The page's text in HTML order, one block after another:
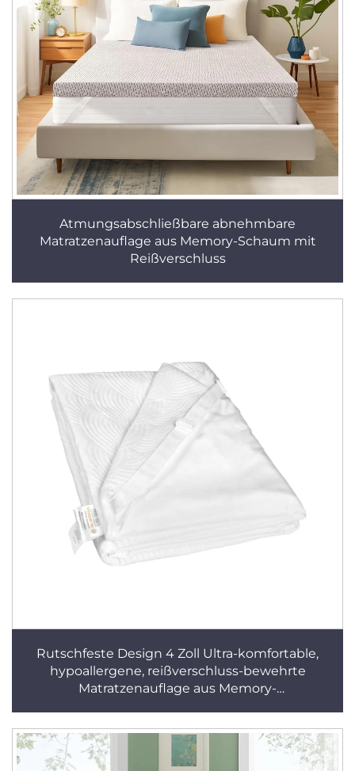
Atmungsabschließbare abnehmbare
Matratzenauflage aus Memory-Schaum mit
Reißverschluss
Rutschfeste Design 4 Zoll Ultra-komfortable,
hypoallergene, reißverschluss-bewehrte
Matratzenauflage aus Memory-